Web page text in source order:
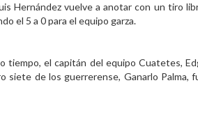
Hernández vuelve a anotar con un tiro
el 5 a 0 para el equipo garza.
tiempo, el capitán del equipo Cuatetes,
siete de los guerrerense, Ganarlo Palma,